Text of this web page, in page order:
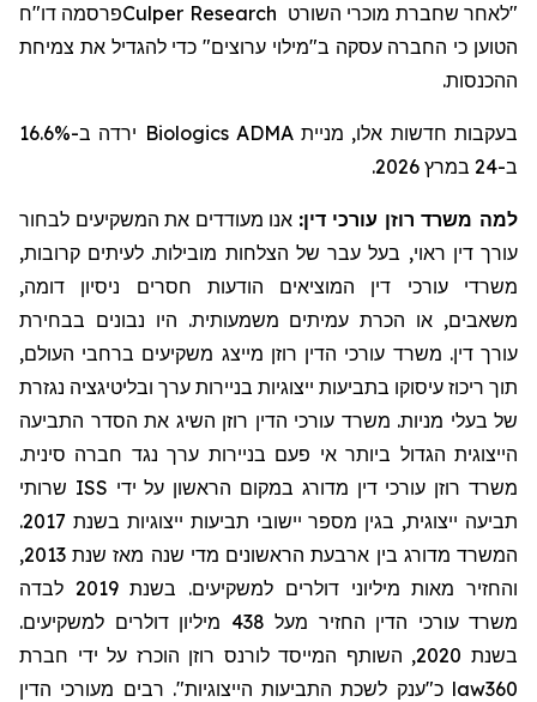
"לאחר שחברת מוכרי השורט Culper Researchפרסמה דו"ח
הטוען כי החברה עסקה ב"מילוי ערוצים" כדי להגדיל את צמיחת
ההכנסות.
בעקבות חדשות אלו, מניית ADMA Biologics
ירדה ב-16.6%
ב-24 במרץ 2026.
למה משרד רוזן עורכי דין: אנו מעודדים את המשקיעים לבחור
עורך דין ראוי, בעל עבר של הצלחות מובילות. לעיתים קרובות,
משרדי עורכי דין המוציאים הודעות חסרים ניסיון דומה,
משאבים, או הכרת עמיתים משמעותית. היו נבונים בבחירת
עורך דין. משרד עורכי הדין רוזן מייצג משקיעים ברחבי העולם,
תוך ריכוז עיסוקו בתביעות ייצוגיות בניירות ערך ובליטיגציה נגזרת
של בעלי מניות. משרד עורכי הדין רוזן השיג את הסדר התביעה
הייצוגית הגדול ביותר אי פעם בניירות ערך נגד חברה סינית.
משרד רוזן עורכי דין מדורג במקום הראשון על ידי ISS שרותי
תביעה ייצוגית, בגין מספר יישובי תביעות ייצוגיות בשנת 2017.
המשרד מדורג בין ארבעת הראשונים מדי שנה מאז שנת 2013,
והחזיר מאות מיליוני דולרים למשקיעים. בשנת 2019 לבדה
משרד עורכי הדין החזיר מעל 438 מיליון דולרים למשקיעים.
בשנת 2020, השותף המייסד לורנס רוזן הוכרז על ידי חברת
law360 כ"ענק לשכת התביעות הייצוגיות". רבים מעורכי הדין